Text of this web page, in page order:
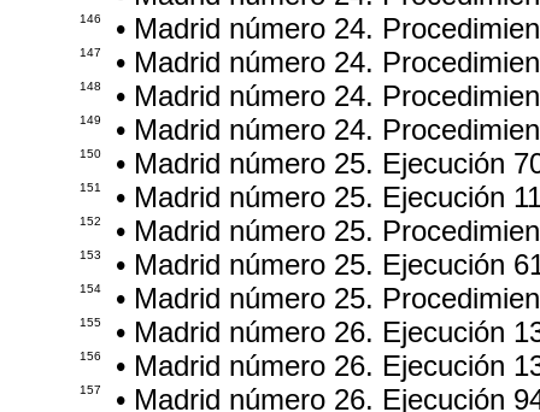
146 • Madrid número 24.
147 • Madrid número 24.
148 • Madrid número 24.
149 • Madrid número 24.
150 • Madrid número 25. Ejecución
151 • Madrid número 25. Ejecución
152 • Madrid número 25.
153 • Madrid número 25. Ejecución
154 • Madrid número 25.
155 • Madrid número 26. Ejecución
156 • Madrid número 26. Ejecución
157 • Madrid número 26. Ejecución